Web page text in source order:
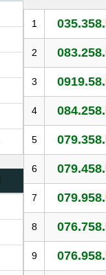
1 035.358.
2 083.258.
3 0919.58.
4 084.258.
5 079.358.
6 079.458.
7 079.958.
8 076.758.
9 076.958.